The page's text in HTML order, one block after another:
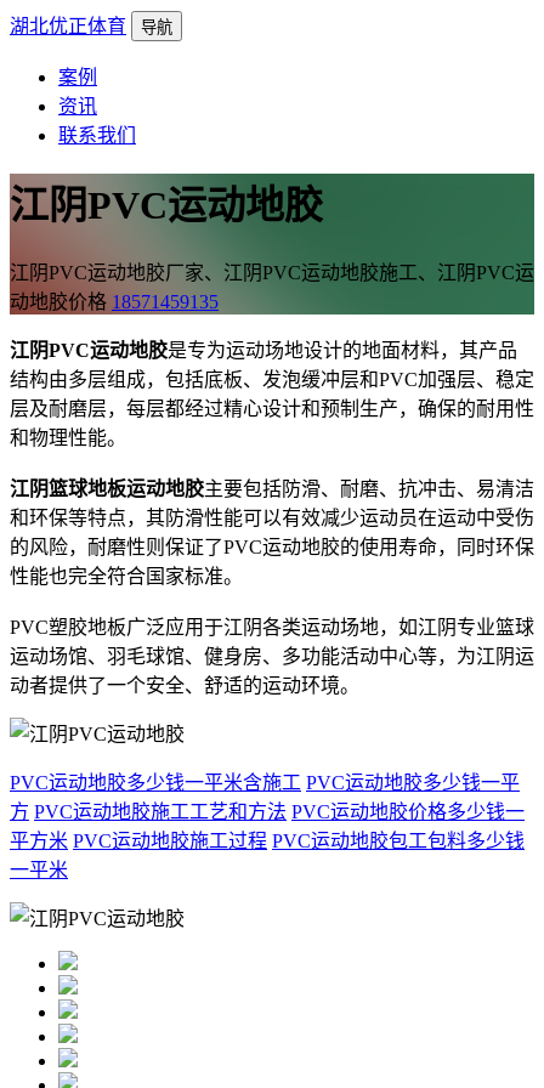
湖北优正体育 导航
案例
资讯
联系我们
江阴PVC运动地胶
江阴PVC运动地胶厂家、江阴PVC运动地胶施工、江阴PVC运
动地胶价格 18571459135
江阴PVC运动地胶是专为运动场地设计的地面材料，其产品
结构由多层组成，包括底板、发泡缓冲层和PVC加强层、稳定
层及耐磨层，每层都经过精心设计和预制生产，确保的耐用性
和物理性能。
江阴篮球地板运动地胶主要包括防滑、耐磨、抗冲击、易清洁
和环保等特点，其防滑性能可以有效减少运动员在运动中受伤
的风险，耐磨性则保证了PVC运动地胶的使用寿命，同时环保
性能也完全符合国家标准。
PVC塑胶地板广泛应用于江阴各类运动场地，如江阴专业篮球
运动场馆、羽毛球馆、健身房、多功能活动中心等，为江阴运
动者提供了一个安全、舒适的运动环境。
PVC运动地胶多少钱一平米含施工 PVC运动地胶多少钱一平
方 PVC运动地胶施工工艺和方法 PVC运动地胶价格多少钱一
平方米 PVC运动地胶施工过程 PVC运动地胶包工包料多少钱
一平米